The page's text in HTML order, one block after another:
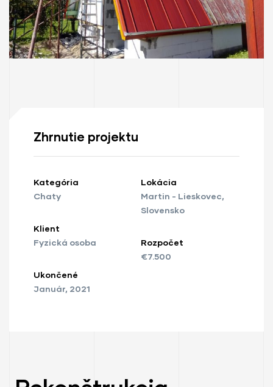
Zhrnutie projektu
Kategória
Chaty
Klient
Fyzická osoba
Ukončené
Január, 2021
Lokácia
Martin - Lieskovec,
Slovensko
Rozpočet
€7.500